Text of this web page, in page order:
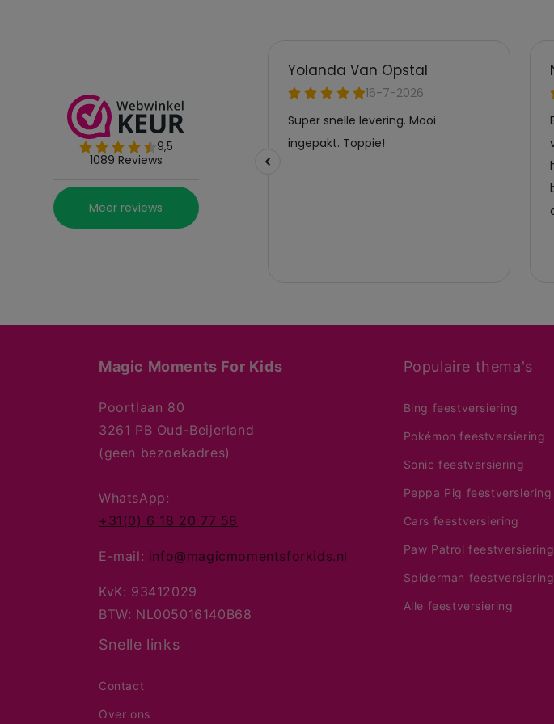
Magic Moments For Kids
Poortlaan 80
3261 PB Oud-Beijerland
(geen bezoekadres)
WhatsApp:
+31(0) 6 18 20 77 58
E-mail: info@magicmomentsforkids.nl
KvK: 93412029
BTW: NL005016140B68
Populaire thema's
Bing feestversiering
Pokémon feestversiering
Sonic feestversiering
Peppa Pig feestversiering
Cars feestversiering
Paw Patrol feestversiering
Spiderman feestversiering
Alle feestversiering
Snelle links
Contact
Over ons